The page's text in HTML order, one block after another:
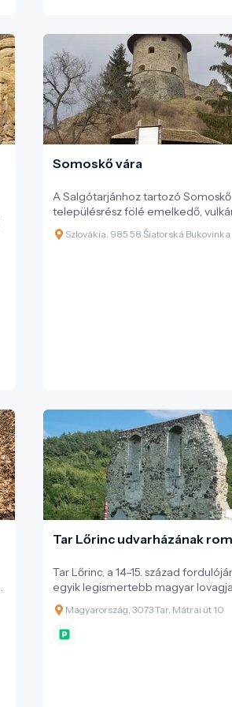
Somoskő vára
A Salgótarjánhoz tartozó Somoskő
településrész fölé emelkedő,
kúpon álló Somoskő vára nemcsak
középkori erődítmény romja,
Szlovákia, 985 58 Šiatorská Bukovinka
Tar Lőrinc udvarházának
Tar Lőrinc, a 14–15. század
egyik legismertebb magyar
diplomáciai megbízottja volt, aki a
Luxemburgi Zsigmond király
szolgálatában emelkedett az ország
Magyarország, 3073 Tar, Mátrai út 10